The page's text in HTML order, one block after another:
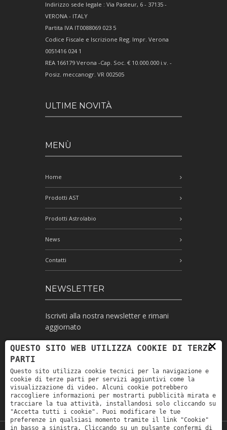
Indirizzo sede legale : Via Pasteur, 6 - 37135 -
VERONA - ITALY
Partita IVA IT0088069 023 5
Codice Fiscale e Iscrizione Reg. Impr. Verona
0051416 024 1
REA 166179 Verona -Cap. Soc. € 10.000.000 i.v. -
Posiz. meccanogr. VR 002505
ULTIME NOVITÀ
MENÙ
Home
Prodotti AST
Prodotti Astrolabio
News
Contatti
NEWSLETTER
Iscriviti alla nostra newsletter e rimani
aggiornato
Ho letto l'informativa e autorizzo il
trattamento dei miei dati personali per le
finalità ivi indicate *
×
QUESTO SITO WEB UTILIZZA COOKIE DI TERZE
PARTI
Questo sito utilizza cookie tecnici per la navigazione e
cookie di terze parti per servizi aggiuntivi come la
visualizzazione di video. Alcuni cookie potrebbero
raccogliere informazioni per mostrarti pubblicità mirata e
tracciare la tua attività, installandosi solo cliccando su
"Accetta tutti i cookie". Puoi modificare le tue
preferenze in qualsiasi momento tramite il link "Cookie"
in basso a sinistra. Cliccando su un pulsante confermi di